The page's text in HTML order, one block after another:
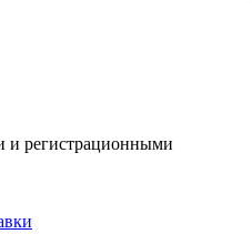
и регистрационными